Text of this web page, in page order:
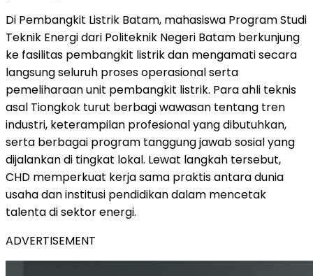
Di Pembangkit Listrik Batam, mahasiswa Program Studi
Teknik Energi dari Politeknik Negeri Batam berkunjung
ke fasilitas pembangkit listrik dan mengamati secara
langsung seluruh proses operasional serta
pemeliharaan unit pembangkit listrik. Para ahli teknis
asal Tiongkok turut berbagi wawasan tentang tren
industri, keterampilan profesional yang dibutuhkan,
serta berbagai program tanggung jawab sosial yang
dijalankan di tingkat lokal. Lewat langkah tersebut,
CHD memperkuat kerja sama praktis antara dunia
usaha dan institusi pendidikan dalam mencetak
talenta di sektor energi.
ADVERTISEMENT